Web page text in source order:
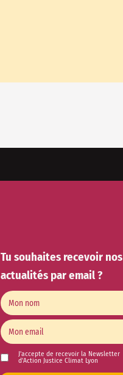
Tu souhaites recevoir nos
actualités par email ?
J'accepte de recevoir la Newsletter
d'Action Justice Climat Lyon